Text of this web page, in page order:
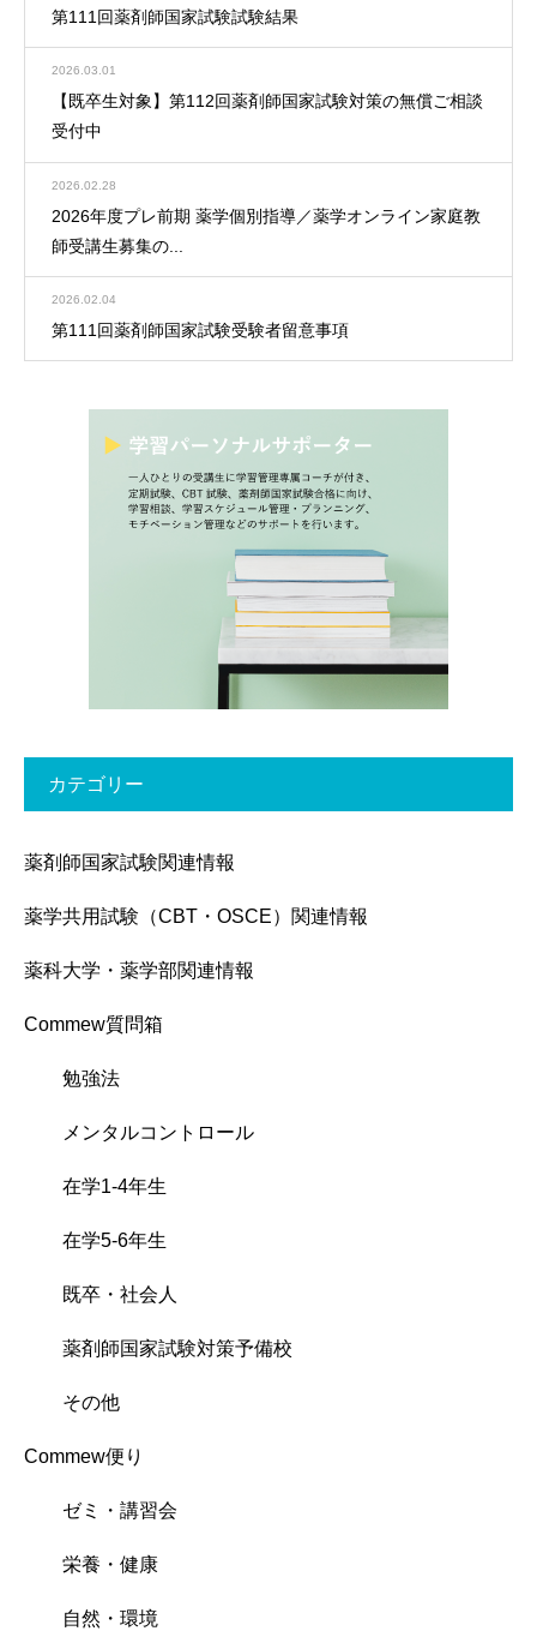
第111回薬剤師国家試験試験結果
2026.03.01
【既卒生対象】第112回薬剤師国家試験対策の無償ご相談
受付中
2026.02.28
2026年度プレ前期 薬学個別指導／薬学オンライン家庭教
師受講生募集の...
2026.02.04
第111回薬剤師国家試験受験者留意事項
カテゴリー
薬剤師国家試験関連情報
薬学共用試験（CBT・OSCE）関連情報
薬科大学・薬学部関連情報
Commew質問箱
勉強法
メンタルコントロール
在学1-4年生
在学5-6年生
既卒・社会人
薬剤師国家試験対策予備校
その他
Commew便り
ゼミ・講習会
栄養・健康
自然・環境